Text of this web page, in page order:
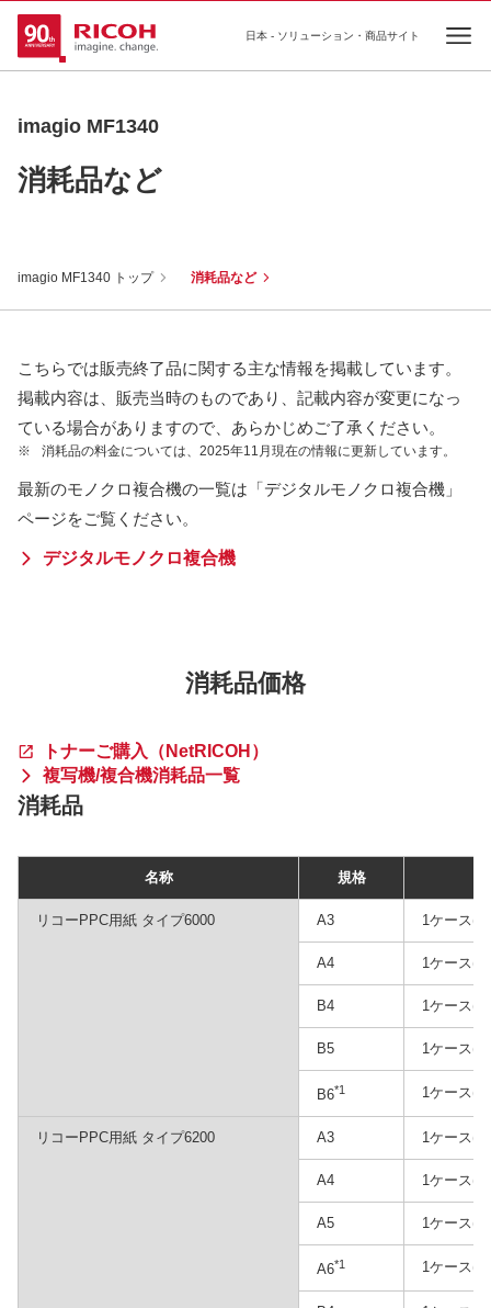
日本 - ソリューション・商品サイト
imagio MF1340
消耗品など
imagio MF1340 トップ 消耗品など
こちらでは販売終了品に関する主な情報を掲載しています。
掲載内容は、販売当時のものであり、記載内容が変更になっ
ている場合がありますので、あらかじめご了承ください。
※ 消耗品の料金については、2025年11月現在の情報に更新しています。
最新のモノクロ複合機の一覧は「デジタルモノクロ複合機」
ページをご覧ください。
デジタルモノクロ複合機
消耗品価格
トナーご購入（NetRICOH）
複写機/複合機消耗品一覧
消耗品
名称 規格
リコーPPC用紙 タイプ6000 A3 1ケース
A4 1ケース
B4 1ケース
B5 1ケース
B6*1 1ケース
リコーPPC用紙 タイプ6200 A3 1ケース
A4 1ケース
A5 1ケース
A6*1 1ケース